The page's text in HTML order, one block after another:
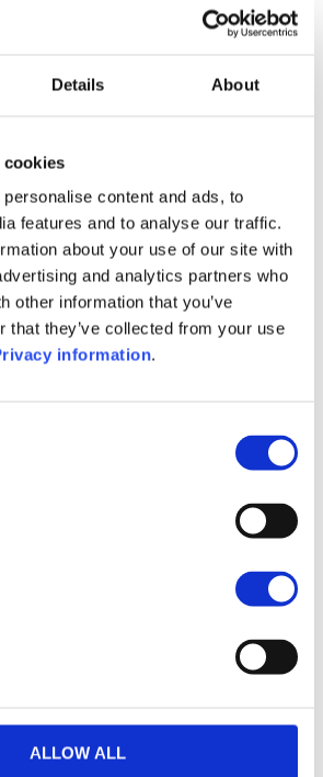
Details About
cookies
content and ads, to
features and to analyse our traffic.
about your use of our site with
and analytics partners who
other information that you’ve
that they’ve collected from your use
information.
ALLOW ALL
Belgique, comme le prévoit la
à la double imposition entre la
la charge fiscale, souvent à
en Belgique, en prenant bien
tout d’informer les clients sur
les conséquences de leurs
juridictions et de mettre en
qui leur permettront de s’orienter
et reconnue dans les deux
patrimoniale solide et à un
être envisagées pour optimiser la
au travers d’un contrat
vie luxembourgeois permet
plusieurs stratégies efficaces :
: la liberté de
bénéficiaires sur des rangs
prévoir des démembrements ou